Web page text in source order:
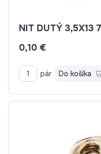
0,10 €
pár Do košíka